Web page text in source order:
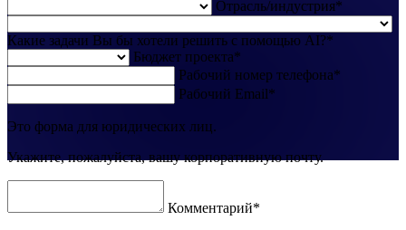
Отрасль/индустрия*
Какие задачи Вы бы хотели решить с помощью AI?*
Бюджет проекта*
Рабочий номер телефона*
Рабочий Email*
Это форма для юридических лиц.
Укажите, пожалуйста, вашу корпоративную почту.
Комментарий*